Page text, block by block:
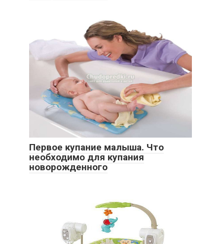
Первое купание малыша. Что
необходимо для купания
новорожденного